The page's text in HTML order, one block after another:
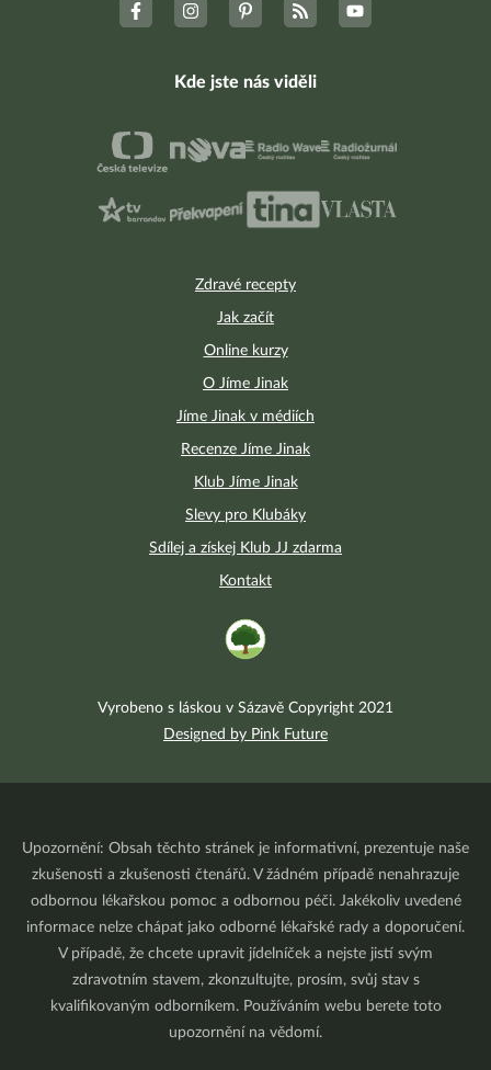
Zdravé recepty
Jak začít
Online kurzy
O Jíme Jinak
Jíme Jinak v médiích
Recenze Jíme Jinak
Klub Jíme Jinak
Slevy pro Klubáky
Sdílej a získej Klub JJ zdarma
Kontakt
Kde jste nás viděli
Vyrobeno s láskou v Sázavě Copyright 2021
Designed by Pink Future
Upozornění: Obsah těchto stránek je informativní, prezentuje naše
zkušenosti a zkušenosti čtenářů. V žádném případě nenahrazuje
odbornou lékařskou pomoc a odbornou péči. Jakékoliv uvedené
informace nelze chápat jako odborné lékařské rady a doporučení.
V případě, že chcete upravit jídelníček a nejste jistí svým
zdravotním stavem, zkonzultujte, prosím, svůj stav s
kvalifikovaným odborníkem. Používáním webu berete toto
upozornění na vědomí.